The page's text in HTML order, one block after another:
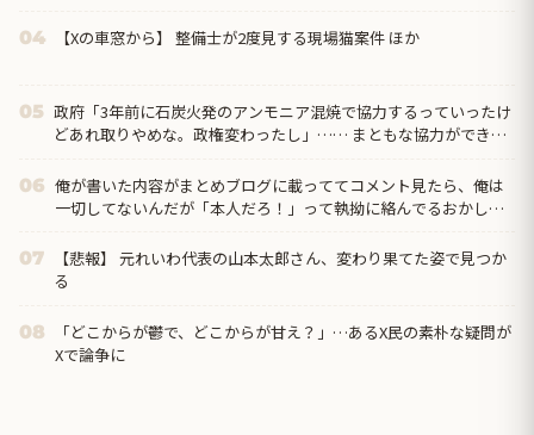
04 【Xの車窓から】 整備士が2度見する現場猫案件 ほか
05 政府「3年前に石炭火発のアンモニア混焼で協力するっていったけ
どあれ取りやめな。政権変わったし」…… まともな協力ができな
06 俺が書いた内容がまとめブログに載っててコメント見たら、俺は
一切してないんだが「本人だろ！」って執拗に絡んでるおかしな
07
【悲報】 元れいわ代表の山本太郎さん、変わり果てた姿で見つか
る
08
「どこからが鬱で、どこからが甘え？」…あるX民の素朴な疑問が
Xで論争に